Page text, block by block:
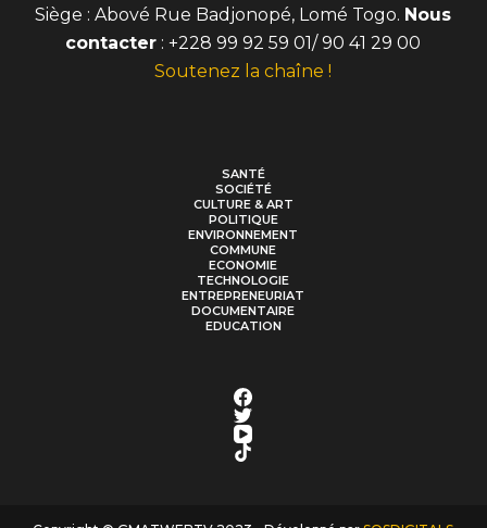
Siège : Abové Rue Badjonopé, Lomé Togo. Nous
contacter : +228 99 92 59 01/ 90 41 29 00
Soutenez la chaîne !
SANTÉ
SOCIÉTÉ
CULTURE & ART
POLITIQUE
ENVIRONNEMENT
COMMUNE
ECONOMIE
TECHNOLOGIE
ENTREPRENEURIAT
DOCUMENTAIRE
EDUCATION